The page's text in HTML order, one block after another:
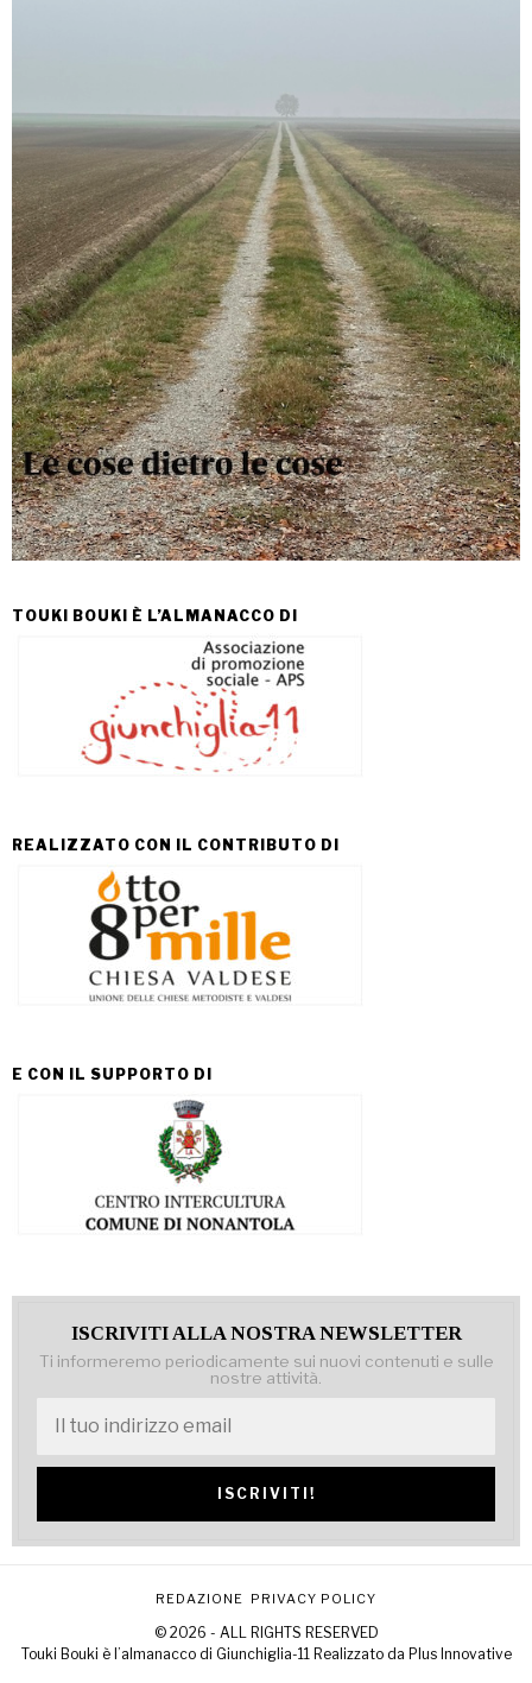
TOUKI BOUKI È L’ALMANACCO DI
REALIZZATO CON IL CONTRIBUTO DI
E CON IL SUPPORTO DI
ISCRIVITI ALLA NOSTRA NEWSLETTER
Ti informeremo periodicamente sui nuovi contenuti e sulle
nostre attività.
REDAZIONE PRIVACY POLICY
© 2026 - ALL RIGHTS RESERVED
Touki Bouki è l’almanacco di Giunchiglia-11 Realizzato da Plus Innovative